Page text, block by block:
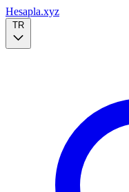
Hesapla.xyz
TR